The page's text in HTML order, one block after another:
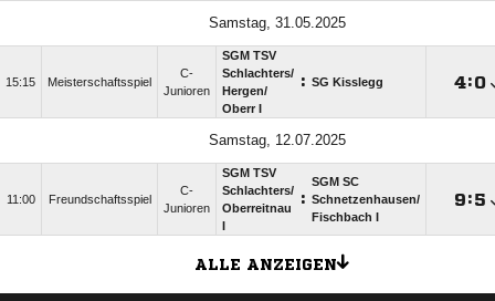
Samstag, 31.05.2025
15:15 Meisterschaftsspiel
C-
Junioren
SGM TSV
Schlachters/​
Hergen/​
Oberr I
: SG Kisslegg :
Samstag, 12.07.2025
11:00 Freundschaftsspiel
C-
Junioren
SGM TSV
Schlachters/​
Oberreitnau
:
SGM SC
Schnetzenhausen/​
Fischbach I
:
ALLE ANZEIGEN